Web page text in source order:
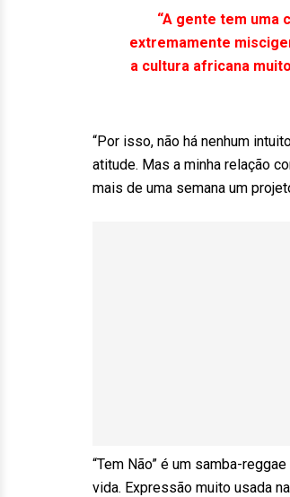
“A gente tem uma
extremamente
a cultura africana
“Por isso, não há nenhum
atitude. Mas a minha relação
mais de uma semana um
“Tem Não” é um samba-
vida. Expressão muito usada